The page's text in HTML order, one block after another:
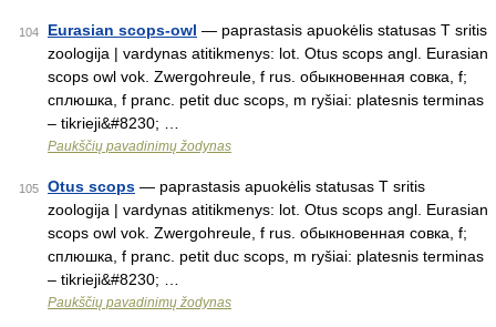
104 Eurasian scops-owl — paprastasis apuokėlis statusas T sritis
zoologija | vardynas atitikmenys: lot. Otus scops angl. Eurasian
scops owl vok. Zwergohreule, f rus. обыкновенная совка, f;
сплюшка, f pranc. petit duc scops, m ryšiai: platesnis terminas
– tikrieji&#8230; …
Paukščių pavadinimų žodynas
105 Otus scops — paprastasis apuokėlis statusas T sritis
zoologija | vardynas atitikmenys: lot. Otus scops angl. Eurasian
scops owl vok. Zwergohreule, f rus. обыкновенная совка, f;
сплюшка, f pranc. petit duc scops, m ryšiai: platesnis terminas
– tikrieji&#8230; …
Paukščių pavadinimų žodynas